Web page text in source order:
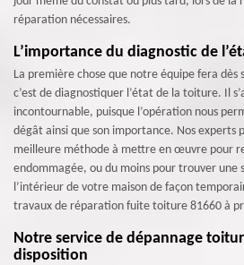
réparation nécessaires.
L’importance du diagnostic de
La première chose que notre équipe fera dès
c’est de diagnostiquer l’état de la toiture. Il
incontournable, puisque l’opération nous
dégât ainsi que son importance. Nos experts
meilleure méthode à mettre en œuvre pour
endommagée, ou du moins pour trouver
l’intérieur de votre maison de façon
travaux de réparation fuite toiture 81660 à
Notre service de dépannage
disposition